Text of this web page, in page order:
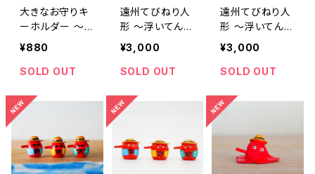
大きなお守りキ
ーホルダー 〜海
上安全〜｜高さ
¥880
SOLD OUT
遠州てびねり人
形 〜浮いてん
ぐ〜｜高さ約3c
¥3,000
SOLD OUT
遠州てびねり人
形 〜浮いてん
ぐ〜｜高さ約3c
¥3,000
SOLD OUT